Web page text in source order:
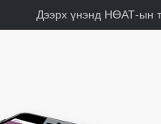
Дээрх үнэнд НӨАТ-ын